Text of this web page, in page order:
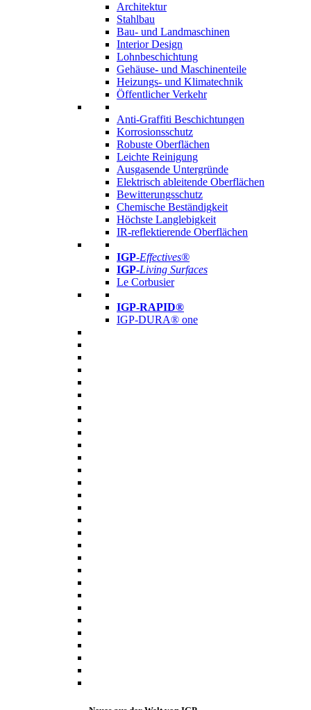
Architektur
Stahlbau
Bau- und Landmaschinen
Interior Design
Lohnbeschichtung
Gehäuse- und Maschinenteile
Heizungs- und Klimatechnik
Öffentlicher Verkehr
Anti-Graffiti Beschichtungen
Korrosionsschutz
Robuste Oberflächen
Leichte Reinigung
Ausgasende Untergründe
Elektrisch ableitende Oberflächen
Bewitterungsschutz
Chemische Beständigkeit
Höchste Langlebigkeit
IR-reflektierende Oberflächen
IGP-Effectives®
IGP-Living Surfaces
Le Corbusier
IGP-RAPID®
IGP-DURA® one